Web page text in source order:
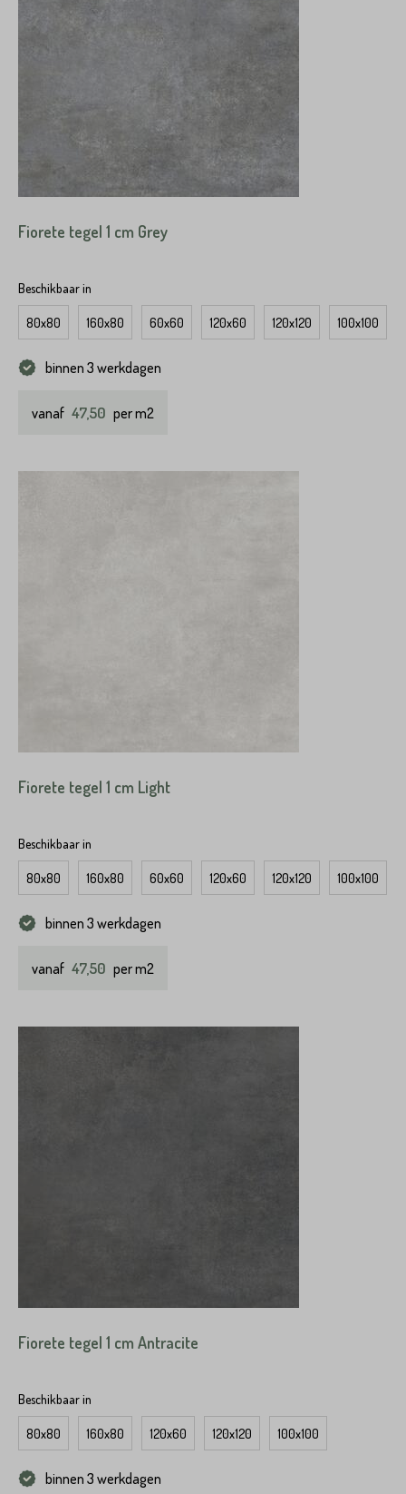
Fiorete tegel 1 cm Grey
Beschikbaar in
80x80 160x80 60x60 120x60 120x120 100x100
binnen 3 werkdagen
vanaf 47,50 per m2
Fiorete tegel 1 cm Light
Beschikbaar in
80x80 160x80 60x60 120x60 120x120 100x100
binnen 3 werkdagen
vanaf 47,50 per m2
Fiorete tegel 1 cm Antracite
Beschikbaar in
80x80 160x80 120x60 120x120 100x100
binnen 3 werkdagen